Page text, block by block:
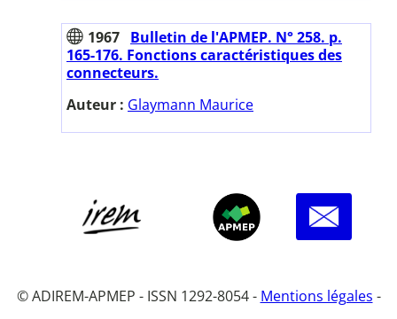
1967 Bulletin de l'APMEP. N° 258. p.
165-176. Fonctions caractéristiques des
connecteurs.
Auteur : Glaymann Maurice
© ADIREM-APMEP - ISSN 1292-8054 - Mentions légales -